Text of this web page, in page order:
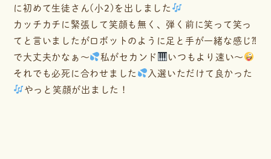
に初めて生徒さん(小2)を出しました
カッチカチに緊張して笑顔も無く、弾く前に笑って笑っ
てと言いましたがロボットのように足と手が一緒な感じ⁈
で大丈夫かなぁ〜
私がセカンド
いつもより速い〜
それでも必死に合わせました
入選いただけて良かった
やっと笑顔が出ました！